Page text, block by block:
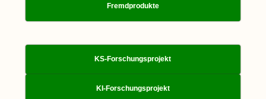
Fremdprodukte
KS-Forschungsprojekt
KI-Forschungsprojekt